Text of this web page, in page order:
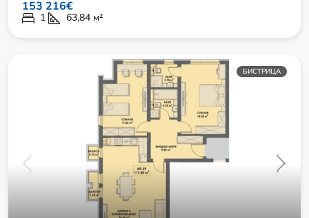
БИСТРИЦА
153 216€
1 63,84 м²